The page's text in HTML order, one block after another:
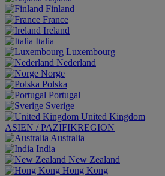
Finland
France
Ireland
Italia
Luxembourg
Nederland
Norge
Polska
Portugal
Sverige
United Kingdom
ASIEN / PAZIFIKREGION
Australia
India
New Zealand
Hong Kong